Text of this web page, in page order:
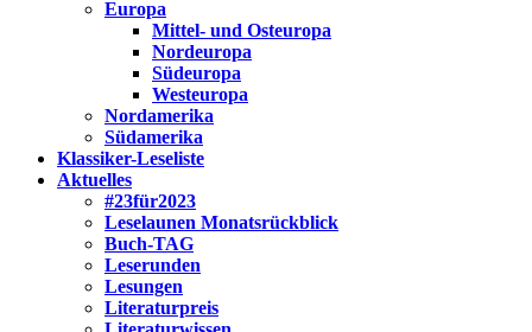
Europa
Mittel- und Osteuropa
Nordeuropa
Südeuropa
Westeuropa
Nordamerika
Südamerika
Klassiker-Leseliste
Aktuelles
#23für2023
Leselaunen Monatsrückblick
Buch-TAG
Leserunden
Lesungen
Literaturpreis